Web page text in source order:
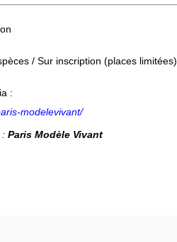
/ Sur inscription (places limitées)
:
modelevivant/
:Paris Modèle Vivant